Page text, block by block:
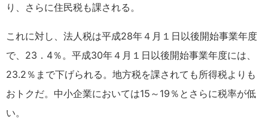
り、さらに住民税も課される。
これに対し、法人税は平成28年４月１日以後開始事業年度
で、23．4％。平成30年４月１日以後開始事業年度には、
23.2％まで下げられる。地方税を課されても所得税よりも
おトクだ。中小企業においては15～19％とさらに税率が低
い。